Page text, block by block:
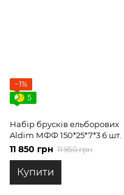
−1%
5
Набір брусків ельборових
Aldim МФФ 150*25*7*3 6 шт.
11 850 грн 11 950 грн
Купити